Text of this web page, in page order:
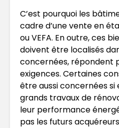
C’est pourquoi les
cadre d’une vente en
ou VEFA. En outre, ces
doivent être localisés
concernées, répondent
exigences. Certaines
être aussi concernées si
grands travaux de
leur performance
pas les futurs